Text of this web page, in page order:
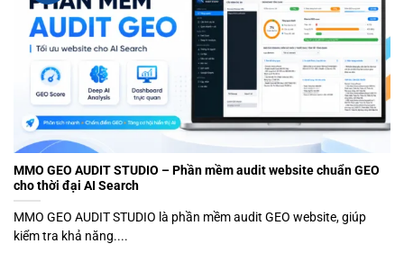
MMO GEO AUDIT STUDIO – Phần mềm audit website chuẩn GEO
cho thời đại AI Search
MMO GEO AUDIT STUDIO là phần mềm audit GEO website, giúp
kiểm tra khả năng....